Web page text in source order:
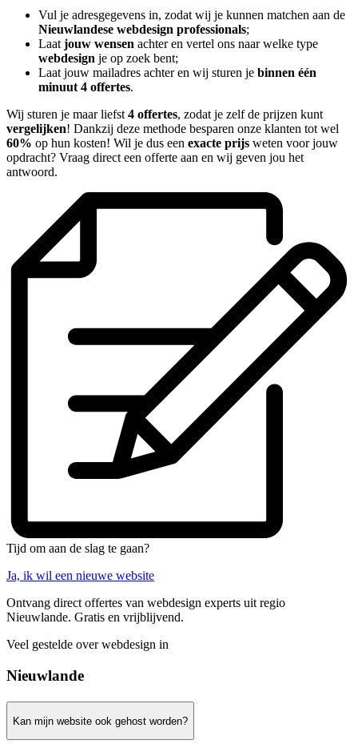
Vul je adresgegevens in, zodat wij je kunnen matchen aan de
Nieuwlandese webdesign professionals;
Laat jouw wensen achter en vertel ons naar welke type
webdesign je op zoek bent;
Laat jouw mailadres achter en wij sturen je binnen één
minuut 4 offertes.
Wij sturen je maar liefst 4 offertes, zodat je zelf de prijzen kunt
vergelijken! Dankzij deze methode besparen onze klanten tot wel
60% op hun kosten! Wil je dus een exacte prijs weten voor jouw
opdracht? Vraag direct een offerte aan en wij geven jou het
antwoord.
Tijd om aan de slag te gaan?
Ja, ik wil een nieuwe website
Ontvang direct offertes van webdesign experts uit regio
Nieuwlande. Gratis en vrijblijvend.
Veel gestelde over webdesign in
Nieuwlande
Kan mijn website ook gehost worden?